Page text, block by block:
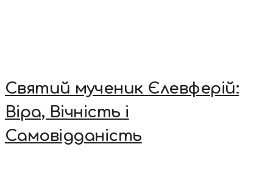
Святий мученик Єлевферій:
Віра, Вічність і
Самовідданість